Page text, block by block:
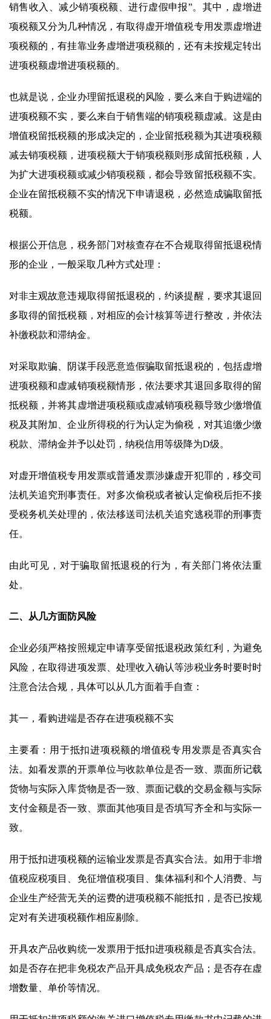
销售收入、减少销项税额、进行虚假申报”。其中，虚增进
项税额又分为几种情况，有取得虚开增值税专用发票虚增进
项税额的，有挂靠业务虚增进项税额的，还有未按规定转出
进项税额虚增进项税额的。
也就是说，企业办理留抵退税的风险，要么来自于购进端的
进项税额不实，要么来自于销售端的销项税额虚减。这是由
增值税留抵税额的形成决定的，企业留抵税额为其进项税额
减去销项税额，进项税额大于销项税额则形成留抵税额，人
为扩大进项税额或减少销项税额，都会导致留抵税额不实。
企业在留抵税额不实的情况下申请退税，必然造成骗取留抵
税额。
根据公开信息，税务部门对核查存在不合规取得留抵退税情
形的企业，一般采取几种方式处理：
对非主观故意违规取得留抵退税的，约谈提醒，要求其退回
多取得的留抵税额，对相应的会计核算等进行整改，并依法
补缴税款和滞纳金。
对采取欺骗、阴谋手段恶意造假骗取留抵退税的，包括虚增
进项税额和虚减销项税额情形，依法要求其退回多取得的留
抵税额，并将其虚增进项税额或虚减销项税额导致少缴增值
税及其附加、企业所得税的行为认定为偷税，对其追缴少缴
税款、滞纳金并予以处罚，纳税信用等级降为D级。
对虚开增值税专用发票或普通发票涉嫌虚开犯罪的，移交司
法机关追究刑事责任。对多次偷税或者被认定偷税后拒不接
受税务机关处理的，依法移送司法机关追究逃税罪的刑事责
任。
由此可见，对于骗取留抵退税的行为，有关部门将依法重
处。
二、从几方面防风险
企业必须严格按照规定申请享受留抵退税政策红利，为避免
风险，在取得进项发票、处理收入确认等涉税业务时要时时
注意合法合规，具体可以从几方面着手自查：
其一，看购进端是否存在进项税额不实
主要看：用于抵扣进项税额的增值税专用发票是否真实合
法。如看发票的开票单位与收款单位是否一致、票面所记载
货物与实际入库货物是否一致、票面记载的交易金额与实际
支付金额是否一致、票面其他项目是否填写齐全和与实际一
致。
用于抵扣进项税额的运输业发票是否真实合法。如用于非增
值税应税项目、免征增值税项目、集体福利和个人消费、与
企业生产经营无关的运费的进项税额不能抵扣，是否已按规
定对有关进项税额作相应剔除。
开具农产品收购统一发票用于抵扣进项税额是否真实合法。
如是否存在把非免税农产品开具成免税农产品；是否存在虚
增数量、单价等情况。